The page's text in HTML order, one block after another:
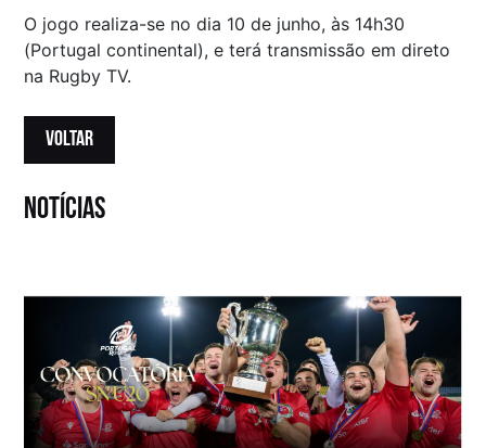
O jogo realiza-se no dia 10 de junho, às 14h30
(Portugal continental), e terá transmissão em direto
na Rugby TV.
VOLTAR
notícias